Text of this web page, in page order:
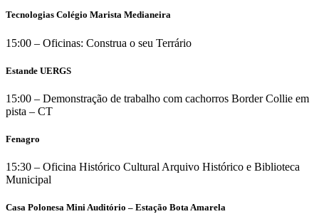
Tecnologias Colégio Marista Medianeira
15:00 – Oficinas: Construa o seu Terrário
Estande UERGS
15:00 – Demonstração de trabalho com cachorros Border Collie em
pista – CT
Fenagro
15:30 – Oficina Histórico Cultural Arquivo Histórico e Biblioteca
Municipal
Casa Polonesa Mini Auditório – Estação Bota Amarela